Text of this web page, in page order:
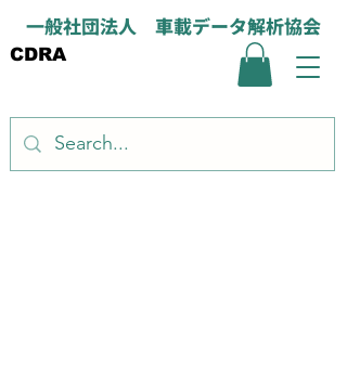
一般社団法人 車載データ解析協会
CDRA